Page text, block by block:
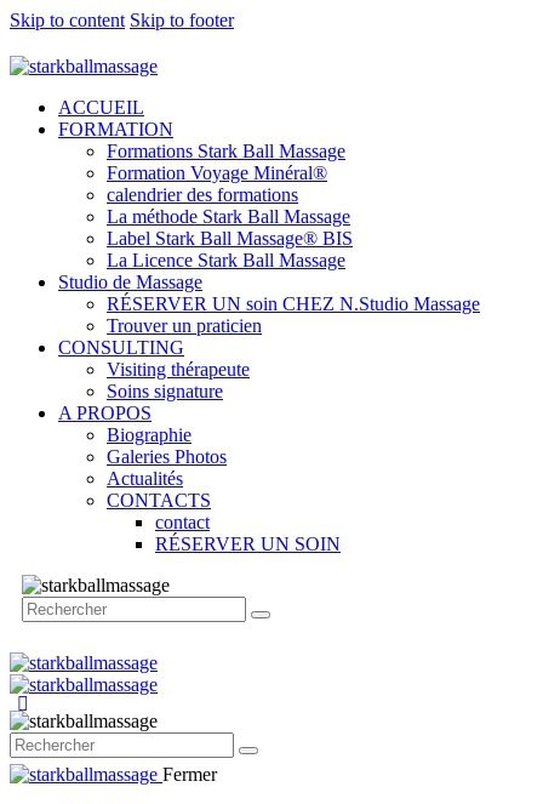
Skip to content Skip to footer
ACCUEIL
FORMATION
Formations Stark Ball Massage
Formation Voyage Minéral®
calendrier des formations
La méthode Stark Ball Massage
Label Stark Ball Massage® BIS
La Licence Stark Ball Massage
Studio de Massage
RÉSERVER UN soin CHEZ N.Studio Massage
Trouver un praticien
CONSULTING
Visiting thérapeute
Soins signature
A PROPOS
Biographie
Galeries Photos
Actualités
CONTACTS
contact
RÉSERVER UN SOIN
Fermer